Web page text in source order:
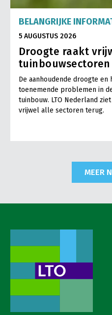
BELANGRIJKE
5 AUGUSTUS 2026
Droogte raakt
tuinbouwsectoren
De aanhoudende droogte
toenemende problemen in
tuinbouw. LTO Nederland
vrijwel alle sectoren terug.
MEER